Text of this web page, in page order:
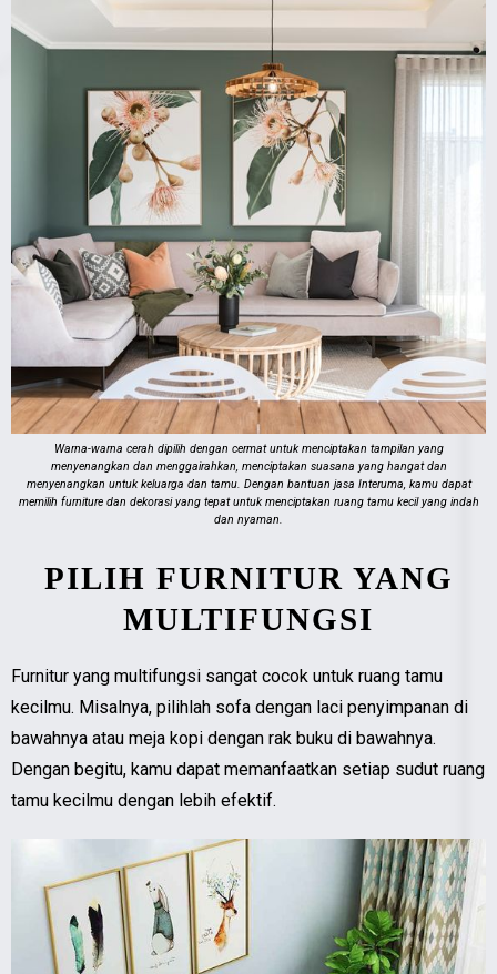
Warna-warna cerah dipilih dengan cermat untuk menciptakan tampilan yang
menyenangkan dan menggairahkan, menciptakan suasana yang hangat dan
menyenangkan untuk keluarga dan tamu. Dengan bantuan jasa Interuma, kamu dapat
memilih furniture dan dekorasi yang tepat untuk menciptakan ruang tamu kecil yang indah
dan nyaman.
PILIH FURNITUR YANG
MULTIFUNGSI
Furnitur yang multifungsi sangat cocok untuk ruang tamu
kecilmu. Misalnya, pilihlah sofa dengan laci penyimpanan di
bawahnya atau meja kopi dengan rak buku di bawahnya.
Dengan begitu, kamu dapat memanfaatkan setiap sudut ruang
tamu kecilmu dengan lebih efektif.